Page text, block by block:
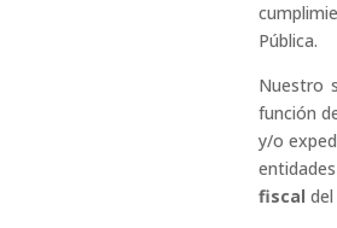
Pública.
Nuestro
función
y/o
fiscal